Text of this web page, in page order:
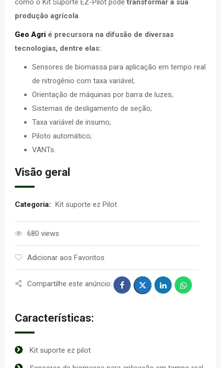
como o Kit Suporte EZ-Pilot pode transformar a sua
produção agrícola.
Geo Agri é precursora na difusão de diversas
tecnologias, dentre elas:
Sensores de biomassa para aplicação em tempo real
de nitrogênio com taxa variável;
Orientação de máquinas por barra de luzes;
Sistemas de desligamento de seção;
Taxa variável de insumo;
Piloto automático;
VANTs.
Visão geral
Categoria: Kit suporte ez Pilot
680 views
Adicionar aos Favoritos
Compartilhe este anúncio:
Características:
Kit suporte ez pilot